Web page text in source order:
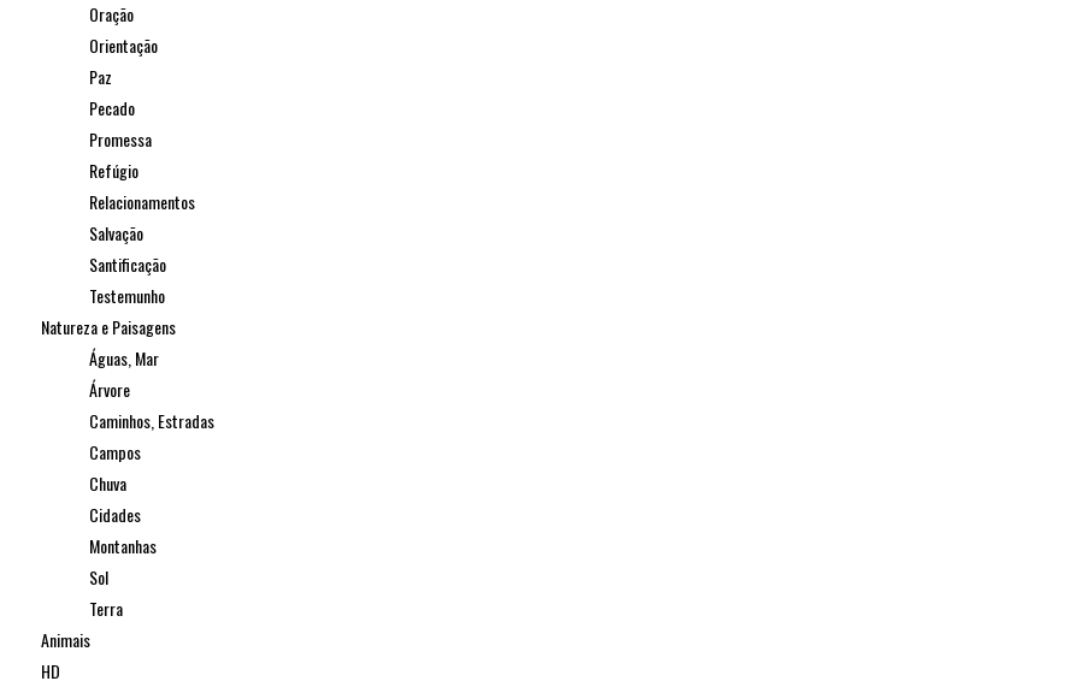
Oração
Orientação
Paz
Pecado
Promessa
Refúgio
Relacionamentos
Salvação
Santificação
Testemunho
Natureza e Paisagens
Águas, Mar
Árvore
Caminhos, Estradas
Campos
Chuva
Cidades
Montanhas
Sol
Terra
Animais
HD